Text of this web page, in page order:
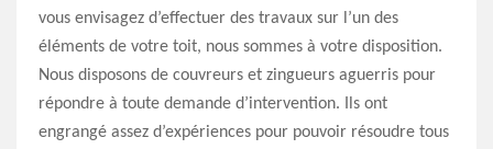
vous envisagez d’effectuer des travaux sur l’un des
éléments de votre toit, nous sommes à votre disposition.
Nous disposons de couvreurs et zingueurs aguerris pour
répondre à toute demande d’intervention. Ils ont
engrangé assez d’expériences pour pouvoir résoudre tous